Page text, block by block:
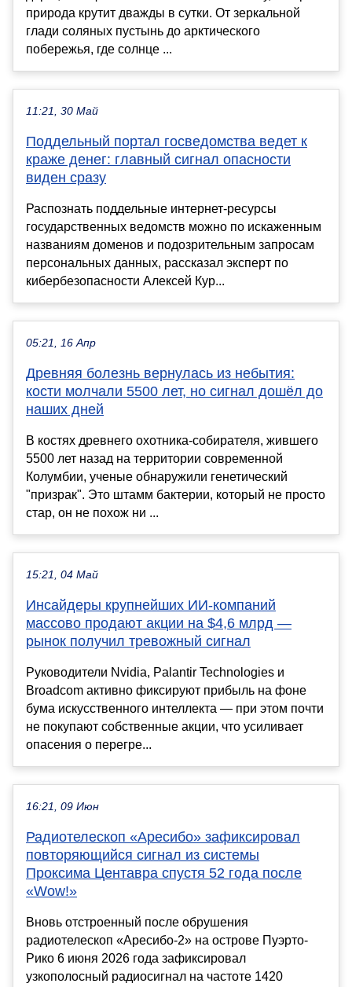
природа крутит дважды в сутки. От зеркальной
глади соляных пустынь до арктического
побережья, где солнце ...
11:21, 30 Май
Поддельный портал госведомства ведет к
краже денег: главный сигнал опасности
виден сразу
Распознать поддельные интернет-ресурсы
государственных ведомств можно по искаженным
названиям доменов и подозрительным запросам
персональных данных, рассказал эксперт по
кибербезопасности Алексей Кур...
05:21, 16 Апр
Древняя болезнь вернулась из небытия:
кости молчали 5500 лет, но сигнал дошёл до
наших дней
В костях древнего охотника-собирателя, жившего
5500 лет назад на территории современной
Колумбии, ученые обнаружили генетический
"призрак". Это штамм бактерии, который не просто
стар, он не похож ни ...
15:21, 04 Май
Инсайдеры крупнейших ИИ-компаний
массово продают акции на $4,6 млрд —
рынок получил тревожный сигнал
Руководители Nvidia, Palantir Technologies и
Broadcom активно фиксируют прибыль на фоне
бума искусственного интеллекта — при этом почти
не покупают собственные акции, что усиливает
опасения о перегре...
16:21, 09 Июн
Радиотелескоп «Аресибо» зафиксировал
повторяющийся сигнал из системы
Проксима Центавра спустя 52 года после
«Wow!»
Вновь отстроенный после обрушения
радиотелескоп «Аресибо-2» на острове Пуэрто-
Рико 6 июня 2026 года зафиксировал
узкополосный радиосигнал на частоте 1420